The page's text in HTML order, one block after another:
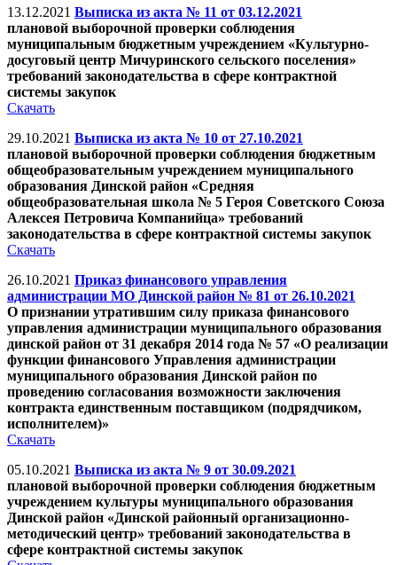
13.12.2021 Выписка из акта № 11 от 03.12.2021
плановой выборочной проверки соблюдения
муниципальным бюджетным учреждением «Культурно-
досуговый центр Мичуринского сельского поселения»
требований законодательства в сфере контрактной
системы закупок
Скачать
29.10.2021 Выписка из акта № 10 от 27.10.2021
плановой выборочной проверки соблюдения бюджетным
общеобразовательным учреждением муниципального
образования Динской район «Средняя
общеобразовательная школа № 5 Героя Советского Союза
Алексея Петровича Компанийца» требований
законодательства в сфере контрактной системы закупок
Скачать
26.10.2021 Приказ финансового управления
администрации МО Динской район № 81 от 26.10.2021
О признании утратившим силу приказа финансового
управления администрации муниципального образования
динской район от 31 декабря 2014 года № 57 «О реализации
функции финансового Управления администрации
муниципального образования Динской район по
проведению согласования возможности заключения
контракта единственным поставщиком (подрядчиком,
исполнителем)»
Скачать
05.10.2021 Выписка из акта № 9 от 30.09.2021
плановой выборочной проверки соблюдения бюджетным
учреждением культуры муниципального образования
Динской район «Динской районный организационно-
методический центр» требований законодательства в
сфере контрактной системы закупок